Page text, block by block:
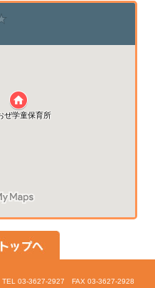
03-3627-2927 FAX 03-3627-2928